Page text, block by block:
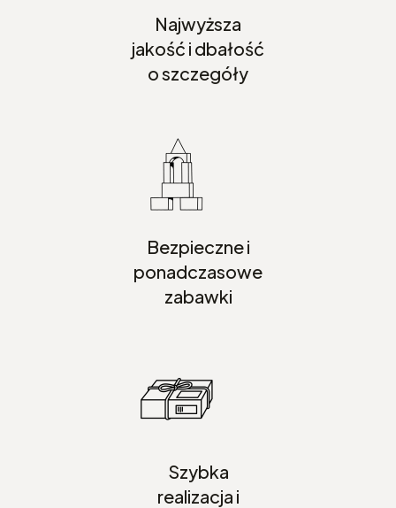
Najwyższa
jakość i dbałość
o szczegóły
Bezpieczne i
ponadczasowe
zabawki
Szybka
realizacja i